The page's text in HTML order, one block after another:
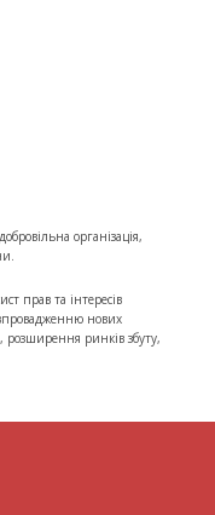
організація,
прав та інтересів
нових
ринків збуту,